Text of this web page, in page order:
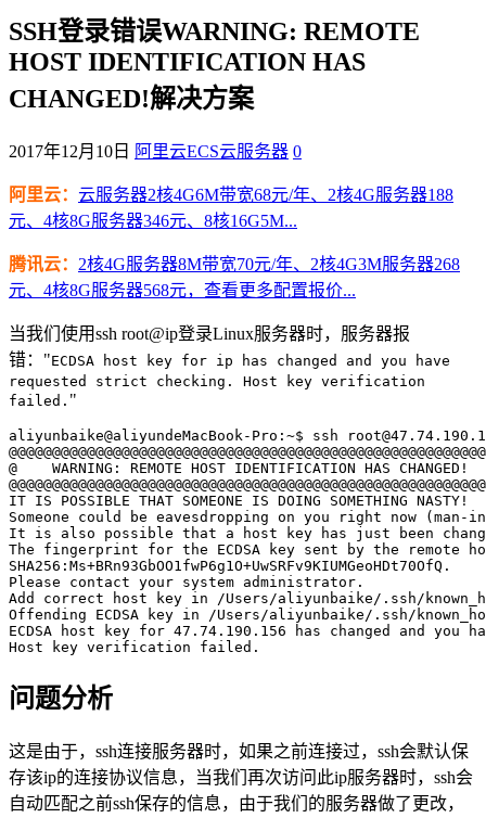
SSH登录错误WARNING: REMOTE
HOST IDENTIFICATION HAS
CHANGED!解决方案
2017年12月10日 阿里云ECS云服务器 0
阿里云： 云服务器2核4G6M带宽68元/年、2核4G服务器188
元、4核8G服务器346元、8核16G5M...
腾讯云： 2核4G服务器8M带宽70元/年、2核4G3M服务器268
元、4核8G服务器568元，查看更多配置报价...
当我们使用ssh root@ip登录Linux服务器时，服务器报
错："ECDSA host key for ip has changed and you have
requested strict checking. Host key verification
failed. "
aliyunbaike@aliyundeMacBook-Pro:~$ ssh
@    WARNING: REMOTE HOST IDENTIFICATION HAS
IT IS POSSIBLE THAT SOMEONE IS DOING SOMETHING NASTY!
Someone could be eavesdropping on you right now
It is also possible that a host key has just been
The fingerprint for the ECDSA key sent by the remote
SHA256:Ms+BRn93GbOO1fwP6g1O+UwSRFv9KIUMGeoHDt70OfQ.
Please contact your system administrator.
Add correct host key in /Users/aliyunbaike/.ssh/
Offending ECDSA key in /Users/aliyunbaike/.ssh/
ECDSA host key for 47.74.190.156 has changed and
Host key verification failed.
问题分析
这是由于，ssh连接服务器时，如果之前连接过，ssh会默认保
存该ip的连接协议信息，当我们再次访问此ip服务器时，ssh会
自动匹配之前ssh保存的信息，由于我们的服务器做了更改，